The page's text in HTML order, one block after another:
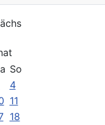
So
4
11
18